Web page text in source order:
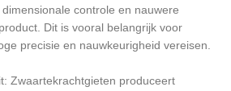
controle en nauwere
Dit is vooral belangrijk voor
precisie en nauwkeurigheid vereisen.
Zwaartekrachtgieten produceert